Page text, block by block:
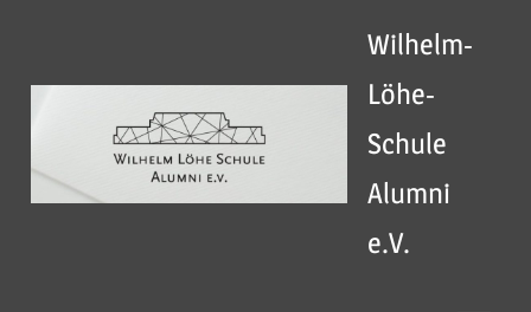
springen
Wilhelm-
Löhe-
Schule
Alumni
e.V.